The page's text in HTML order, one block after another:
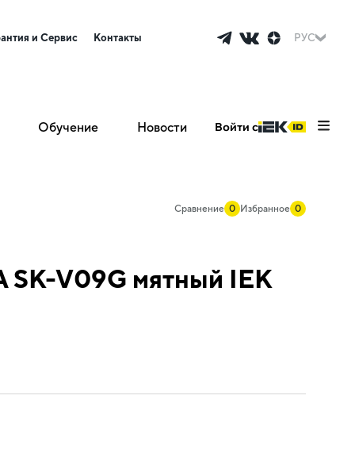
и Сервис Контакты РУС
Обучение Новости Войти с
Сравнение 0 Избранное 0
SK-V09G мятный IEK